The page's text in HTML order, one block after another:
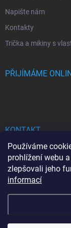
Používáme
prohlížení webu
zlepšovali jeho
informací
Napište nám
Kontakty
Trička a mikiny s
PŘIJÍMÁME
KONTAKT
bhgdesign